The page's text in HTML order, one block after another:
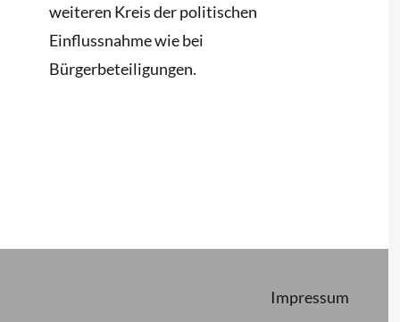
weiteren Kreis der politischen
Einflussnahme wie bei
Bürgerbeteiligungen.
Impressum